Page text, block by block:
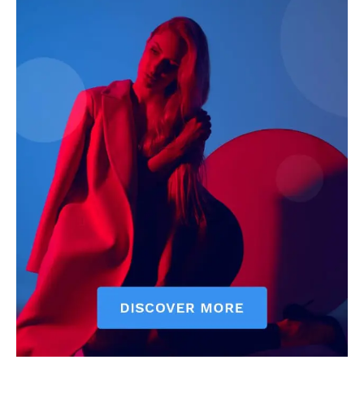
AIN NEWS 1
Contact Us
About Us
Privacy Policy
Terms of Use Agreement
Facebook
X WhatsApp
Share